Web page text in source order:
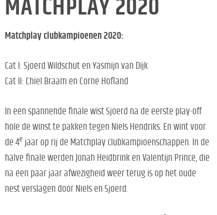
MATCHPLAY 2020
Matchplay clubkampioenen 2020:
Cat I: Sjoerd Wildschut en Yasmijn van Dijk
Cat II: Chiel Braam en Corne Hofland
In een spannende finale wist Sjoerd na de eerste play-off
hole de winst te pakken tegen Niels Hendriks. En wint voor
de 4e jaar op rij de Matchplay clubkampioenschappen. In de
halve finale werden Jonah Heidbrink en Valentijn Prince, die
na een paar jaar afwezigheid weer terug is op het oude
nest verslagen door Niels en Sjoerd.